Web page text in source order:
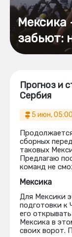
Мексика
забьют:
Прогноз и
Сербия
5 июн, 05:00
сборных
таковых
Предлагаю
команд не
Мексика
Для Мексики
подготовки к
его
Мексика в
своих ворот.